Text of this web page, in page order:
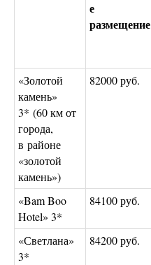
е
размещение
«Золотой
камень»
3* (60 км от
города,
в районе
«золотой
камень»)
82000 руб.
«Bam Boo
Hotel» 3*
84100 руб.
«Светлана»
3*
84200 руб.